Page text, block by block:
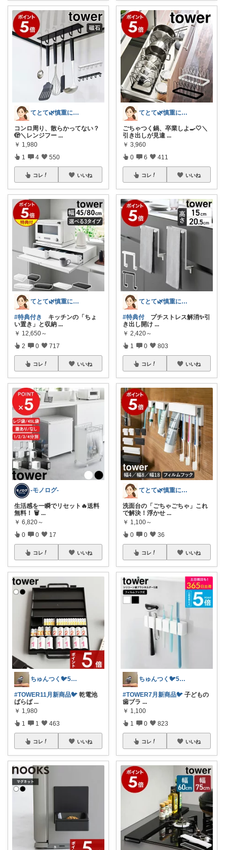
てとて🌿慎重に選ぶ派🧺💚
コンロ周り、散らかってない？
🫣＼レンジフー ...
￥ 1,980
1 4 550
コレ いいね
てとて🌿慎重に選ぶ派🧺💚
#特典付き
キッチンの「ちょ
い置き」と収納 ...
￥ 12,650～
2 0 717
コレ いいね
-モノログ-
生活感を一瞬でリセット🔥送料
無料！ 🗑️ ...
￥ 6,820～
0 0 17
コレ いいね
ちゅんつく🐦5歳3歳娘の母🩷
#TOWER11月新商品🐦️ 乾電池
ばらば ...
￥ 1,980
1 1 463
コレ いいね
てとて🌿慎重に選ぶ派🧺💚
ごちゃつく鍋、卒業しよ🍳🤍＼
引き出しが見違 ...
￥ 3,960
0 6 411
コレ いいね
てとて🌿慎重に選ぶ派🧺💚
#特典付プチストレス解消✨️引
き出し開け ...
￥ 2,420～
1 0 803
コレ いいね
てとて🌿慎重に選ぶ派🧺💚
洗面台の「ごちゃごちゃ」これ
で解決！浮かせ ...
￥ 1,100～
0 0 36
コレ いいね
ちゅんつく🐦5歳3歳娘の母🩷
#TOWER7月新商品🐦️ 子どもの
歯ブラ ...
￥ 1,100
1 0 823
コレ いいね